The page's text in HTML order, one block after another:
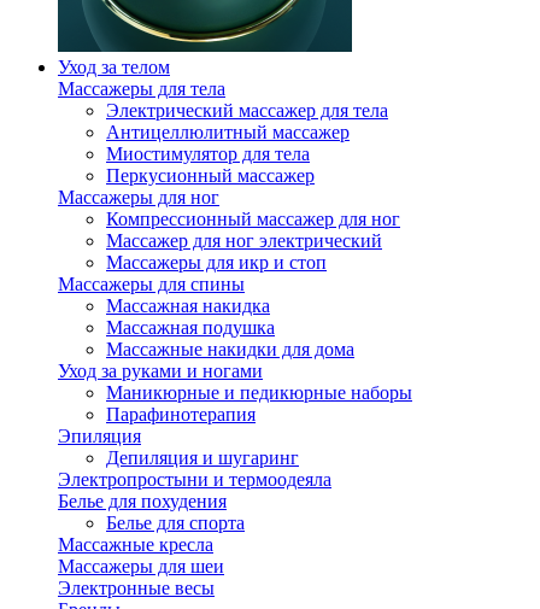
Уход за телом
Массажеры для тела
Электрический массажер для тела
Антицеллюлитный массажер
Миостимулятор для тела
Перкусионный массажер
Массажеры для ног
Компрессионный массажер для ног
Массажер для ног электрический
Массажеры для икр и стоп
Массажеры для спины
Массажная накидка
Массажная подушка
Массажные накидки для дома
Уход за руками и ногами
Маникюрные и педикюрные наборы
Парафинотерапия
Эпиляция
Депиляция и шугаринг
Электропростыни и термоодеяла
Белье для похудения
Белье для спорта
Массажные кресла
Массажеры для шеи
Электронные весы